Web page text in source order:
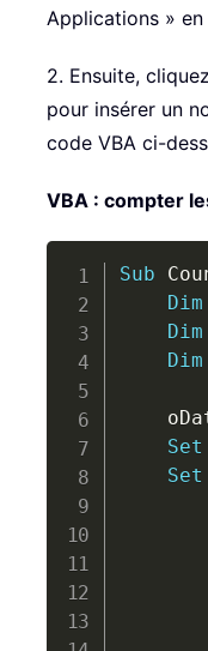
Applications » en
2. Ensuite,
pour insérer un
code VBA ci-
VBA : compter
Sub
Dim
Dim
Dim
Set
Set